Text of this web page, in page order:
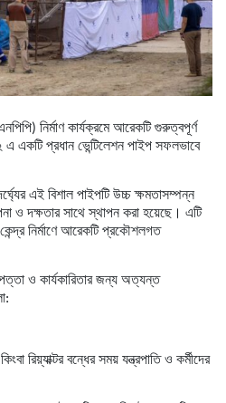
নির্মাণ কার্যক্রমে আরেকটি গুরুত্বপূর্ণ
একটি প্রধান ভেন্টিলেশন পাইপ সফলভাবে
এই বিশাল পাইপটি উচ্চ ক্ষমতাসম্পন্ন
ও দক্ষতার সাথে স্থাপন করা হয়েছে। এটি
নির্মাণে আরেকটি প্রকৌশলগত
ও কার্যকারিতার জন্য অত্যন্ত
রিয়্যাক্টর বন্ধের সময় যন্ত্রপাতি ও কর্মীদের